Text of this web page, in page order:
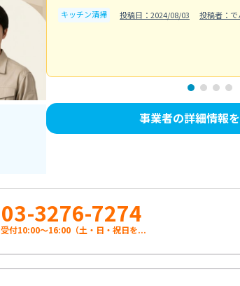
キッチン清掃 投稿日：2024/08/03 投稿者：で
事業者の詳細情報
03-3276-7274
受付10:00〜16:00（土・日・祝日を...